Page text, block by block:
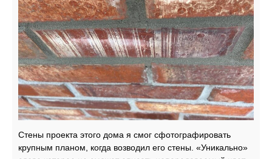
Стены проекта этого дома я смог сфотографировать
крупным планом, когда возводил его стены. «Уникально»